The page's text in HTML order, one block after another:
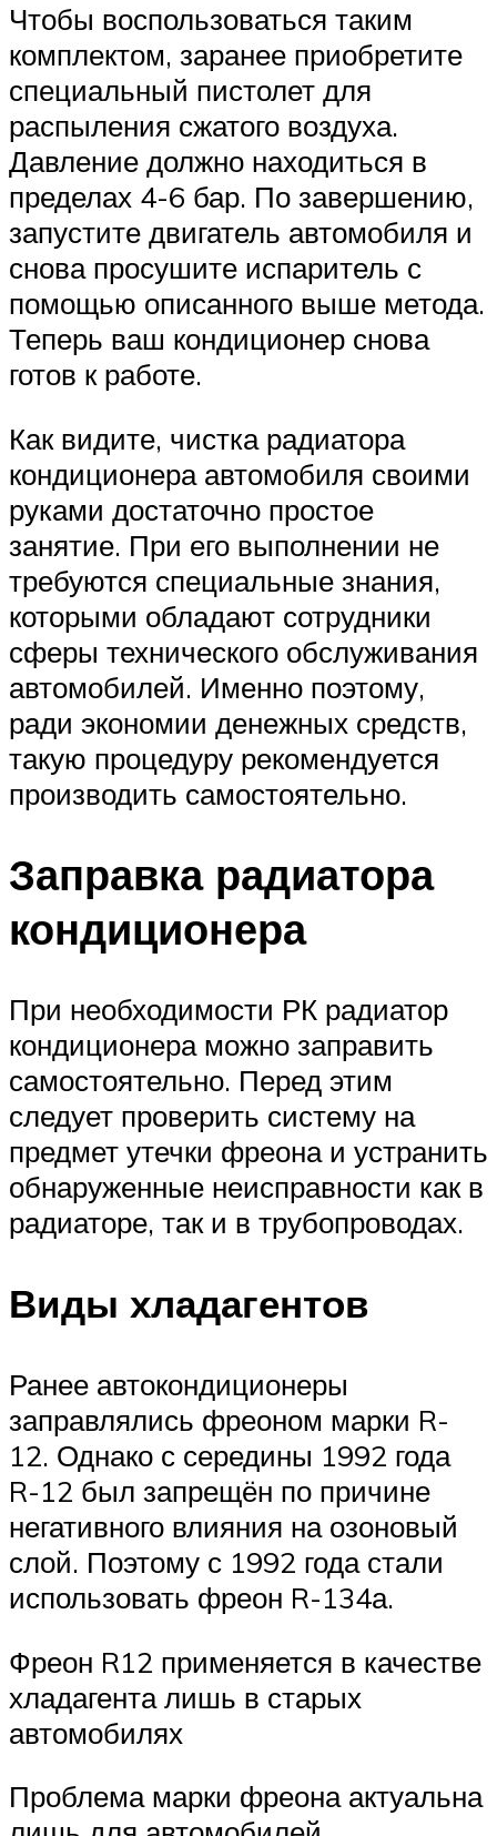
Чтобы воспользоваться таким
комплектом, заранее приобретите
специальный пистолет для
распыления сжатого воздуха.
Давление должно находиться в
пределах 4-6 бар. По завершению,
запустите двигатель автомобиля и
снова просушите испаритель с
помощью описанного выше метода.
Теперь ваш кондиционер снова
готов к работе.
Как видите, чистка радиатора
кондиционера автомобиля своими
руками достаточно простое
занятие. При его выполнении не
требуются специальные знания,
которыми обладают сотрудники
сферы технического обслуживания
автомобилей. Именно поэтому,
ради экономии денежных средств,
такую процедуру рекомендуется
производить самостоятельно.
Заправка радиатора
кондиционера
При необходимости РК радиатор
кондиционера можно заправить
самостоятельно. Перед этим
следует проверить систему на
предмет утечки фреона и устранить
обнаруженные неисправности как в
радиаторе, так и в трубопроводах.
Виды хладагентов
Ранее автокондиционеры
заправлялись фреоном марки R-
12. Однако с середины 1992 года
R-12 был запрещён по причине
негативного влияния на озоновый
слой. Поэтому с 1992 года стали
использовать фреон R-134а.
Фреон R12 применяется в качестве
хладагента лишь в старых
автомобилях
Проблема марки фреона актуальна